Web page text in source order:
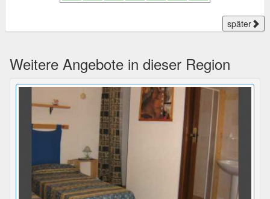
später
Weitere Angebote in dieser Region